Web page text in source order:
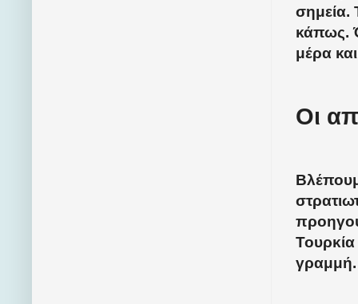
σημεία.
κάπως.
μέρα
Οι
Τουρκία
γραμμή.